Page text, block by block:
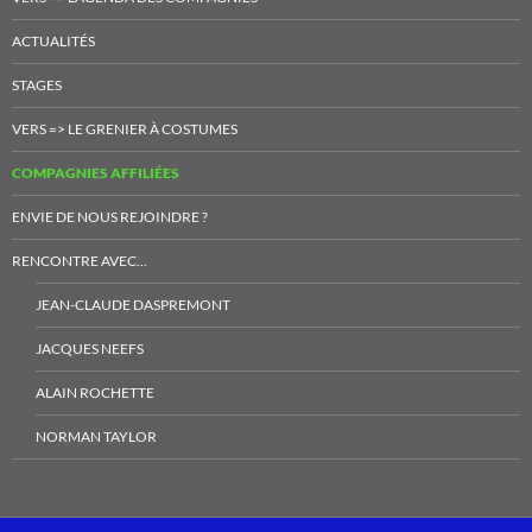
ACTUALITÉS
STAGES
VERS => LE GRENIER À COSTUMES
COMPAGNIES AFFILIÉES
ENVIE DE NOUS REJOINDRE ?
RENCONTRE AVEC…
JEAN-CLAUDE DASPREMONT
JACQUES NEEFS
ALAIN ROCHETTE
NORMAN TAYLOR